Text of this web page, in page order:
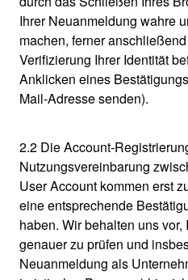
Ihrer Neuanmeldung wahre
machen, ferner
Verifizierung Ihrer Identität
Anklicken eines
Mail-Adresse senden).
2.2 Die Account-
Nutzungsvereinbarung
User Account kommen erst
eine entsprechende
haben. Wir behalten uns
genauer zu prüfen und
Neuanmeldung als